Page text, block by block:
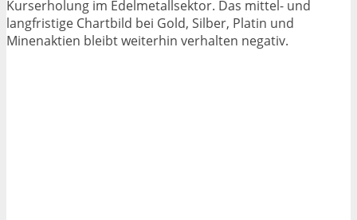
Kurserholung im Edelmetallsektor. Das mittel- und
langfristige Chartbild bei Gold, Silber, Platin und
Minenaktien bleibt weiterhin verhalten negativ.